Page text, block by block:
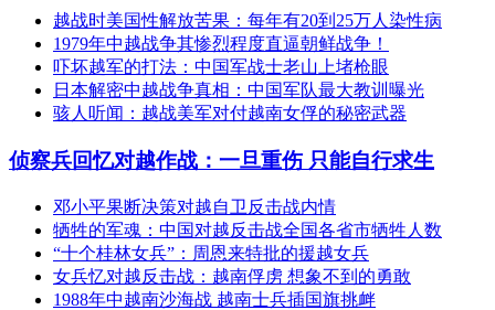
越战时美国性解放苦果：每年有20到25万人染性病
1979年中越战争其惨烈程度直逼朝鲜战争！
吓坏越军的打法：中国军战士老山上堵枪眼
日本解密中越战争真相：中国军队最大教训曝光
骇人听闻：越战美军对付越南女俘的秘密武器
侦察兵回忆对越作战：一旦重伤 只能自行求生
邓小平果断决策对越自卫反击战内情
牺牲的军魂：中国对越反击战全国各省市牺牲人数
“十个桂林女兵”：周恩来特批的援越女兵
女兵忆对越反击战：越南俘虏 想象不到的勇敢
1988年中越南沙海战 越南士兵插国旗挑衅